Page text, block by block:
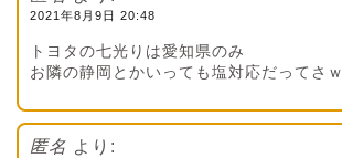
2021年8月9日 20:48
トヨタの七光りは愛知県のみ
お隣の静岡とかいっても塩対応だってさｗ
匿名 より: